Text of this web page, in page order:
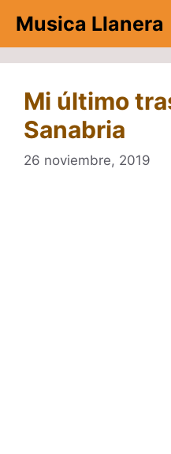
contenido
Musica Llanera
Mi último
Sanabria
26 noviembre, 2019